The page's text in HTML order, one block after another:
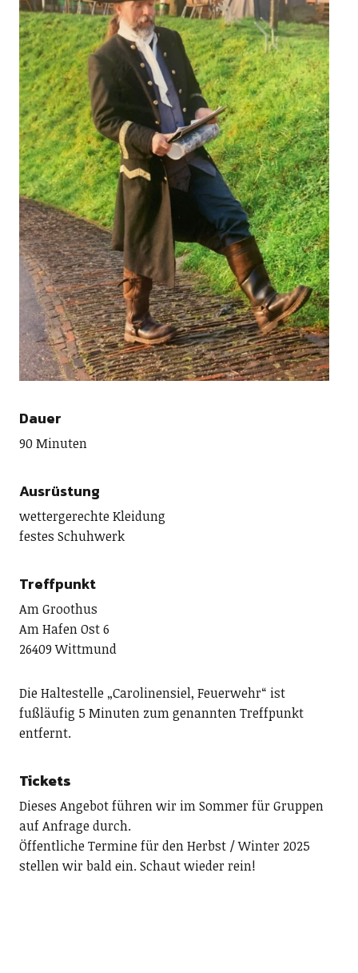
Dauer
90 Minuten
Ausrüstung
wettergerechte Kleidung
festes Schuhwerk
Treffpunkt
Am Groothus
Am Hafen Ost 6
26409 Wittmund
Die Haltestelle „Carolinensiel, Feuerwehr“ ist
fußläufig 5 Minuten zum genannten Treffpunkt
entfernt.
Tickets
Dieses Angebot führen wir im Sommer für Gruppen
auf Anfrage durch.
Öffentliche Termine für den Herbst / Winter 2025
stellen wir bald ein. Schaut wieder rein!